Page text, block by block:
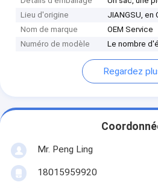
Lieu d'origine
JIANGSU, en
Nom de marque
OEM Service
Numéro de modèle
Le nombre
Regardez
Mr. Peng Ling
18015959920